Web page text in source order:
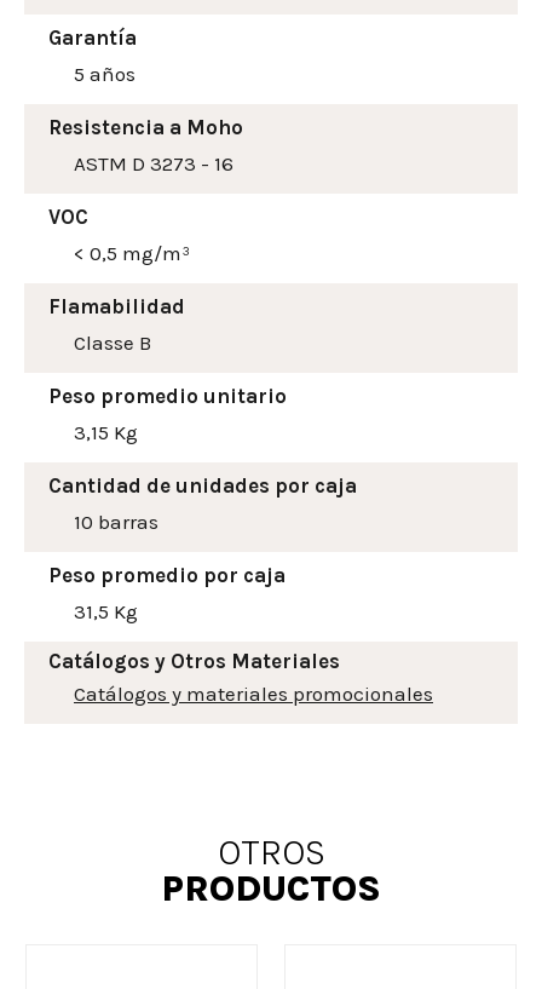
Garantía
5 años
Resistencia a Moho
ASTM D 3273 - 16
VOC
< 0,5 mg/m³
Flamabilidad
Classe B
Peso promedio unitario
3,15 Kg
Cantidad de unidades por caja
10 barras
Peso promedio por caja
31,5 Kg
Catálogos y Otros Materiales
Catálogos y materiales promocionales
OTROS
PRODUCTOS